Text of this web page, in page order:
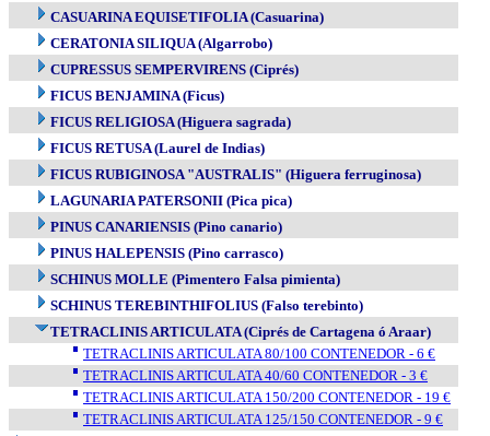
CASUARINA EQUISETIFOLIA (Casuarina)
CERATONIA SILIQUA (Algarrobo)
CUPRESSUS SEMPERVIRENS (Ciprés)
FICUS BENJAMINA (Ficus)
FICUS RELIGIOSA (Higuera sagrada)
FICUS RETUSA (Laurel de Indias)
FICUS RUBIGINOSA "AUSTRALIS" (Higuera ferruginosa)
LAGUNARIA PATERSONII (Pica pica)
PINUS CANARIENSIS (Pino canario)
PINUS HALEPENSIS (Pino carrasco)
SCHINUS MOLLE (Pimentero Falsa pimienta)
SCHINUS TEREBINTHIFOLIUS (Falso terebinto)
TETRACLINIS ARTICULATA (Ciprés de Cartagena ó Araar)
TETRACLINIS ARTICULATA 80/100 CONTENEDOR - 6 €
TETRACLINIS ARTICULATA 40/60 CONTENEDOR - 3 €
TETRACLINIS ARTICULATA 150/200 CONTENEDOR - 19 €
TETRACLINIS ARTICULATA 125/150 CONTENEDOR - 9 €